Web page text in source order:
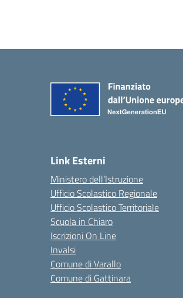
Link Esterni
Ministero dell’Istruzione
Ufficio Scolastico Regionale
Ufficio Scolastico Territoriale
Scuola in Chiaro
Iscrizioni On Line
Invalsi
Comune di Varallo
Comune di Gattinara